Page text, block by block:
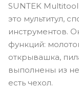
SUNTEK
это мультитул,
инструментов.
функций:
открывашка,
выполнены из
есть чехол.